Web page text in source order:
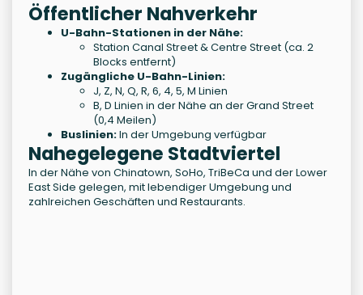
Öffentlicher Nahverkehr
U-Bahn-Stationen in der Nähe:
Station Canal Street & Centre Street (ca. 2
Blocks entfernt)
Zugängliche U-Bahn-Linien:
J, Z, N, Q, R, 6, 4, 5, M Linien
B, D Linien in der Nähe an der Grand Street
(0,4 Meilen)
Buslinien:In der Umgebung verfügbar
Nahegelegene Stadtviertel
In der Nähe von Chinatown, SoHo, TriBeCa und der Lower
East Side gelegen, mit lebendiger Umgebung und
zahlreichen Geschäften und Restaurants.